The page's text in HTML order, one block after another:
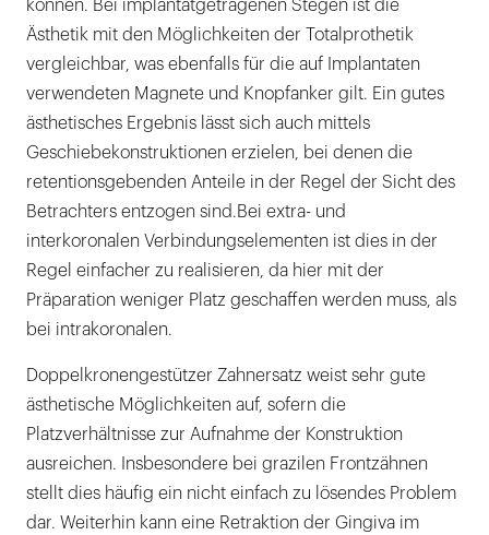
können. Bei implantatgetragenen Stegen ist die
Ästhetik mit den Möglichkeiten der Totalprothetik
vergleichbar, was ebenfalls für die auf Implantaten
verwendeten Magnete und Knopfanker gilt. Ein gutes
ästhetisches Ergebnis lässt sich auch mittels
Geschiebekonstruktionen erzielen, bei denen die
retentionsgebenden Anteile in der Regel der Sicht des
Betrachters entzogen sind.Bei extra- und
interkoronalen Verbindungselementen ist dies in der
Regel einfacher zu realisieren, da hier mit der
Präparation weniger Platz geschaffen werden muss, als
bei intrakoronalen.
Doppelkronengestützer Zahnersatz weist sehr gute
ästhetische Möglichkeiten auf, sofern die
Platzverhältnisse zur Aufnahme der Konstruktion
ausreichen. Insbesondere bei grazilen Frontzähnen
stellt dies häufig ein nicht einfach zu lösendes Problem
dar. Weiterhin kann eine Retraktion der Gingiva im